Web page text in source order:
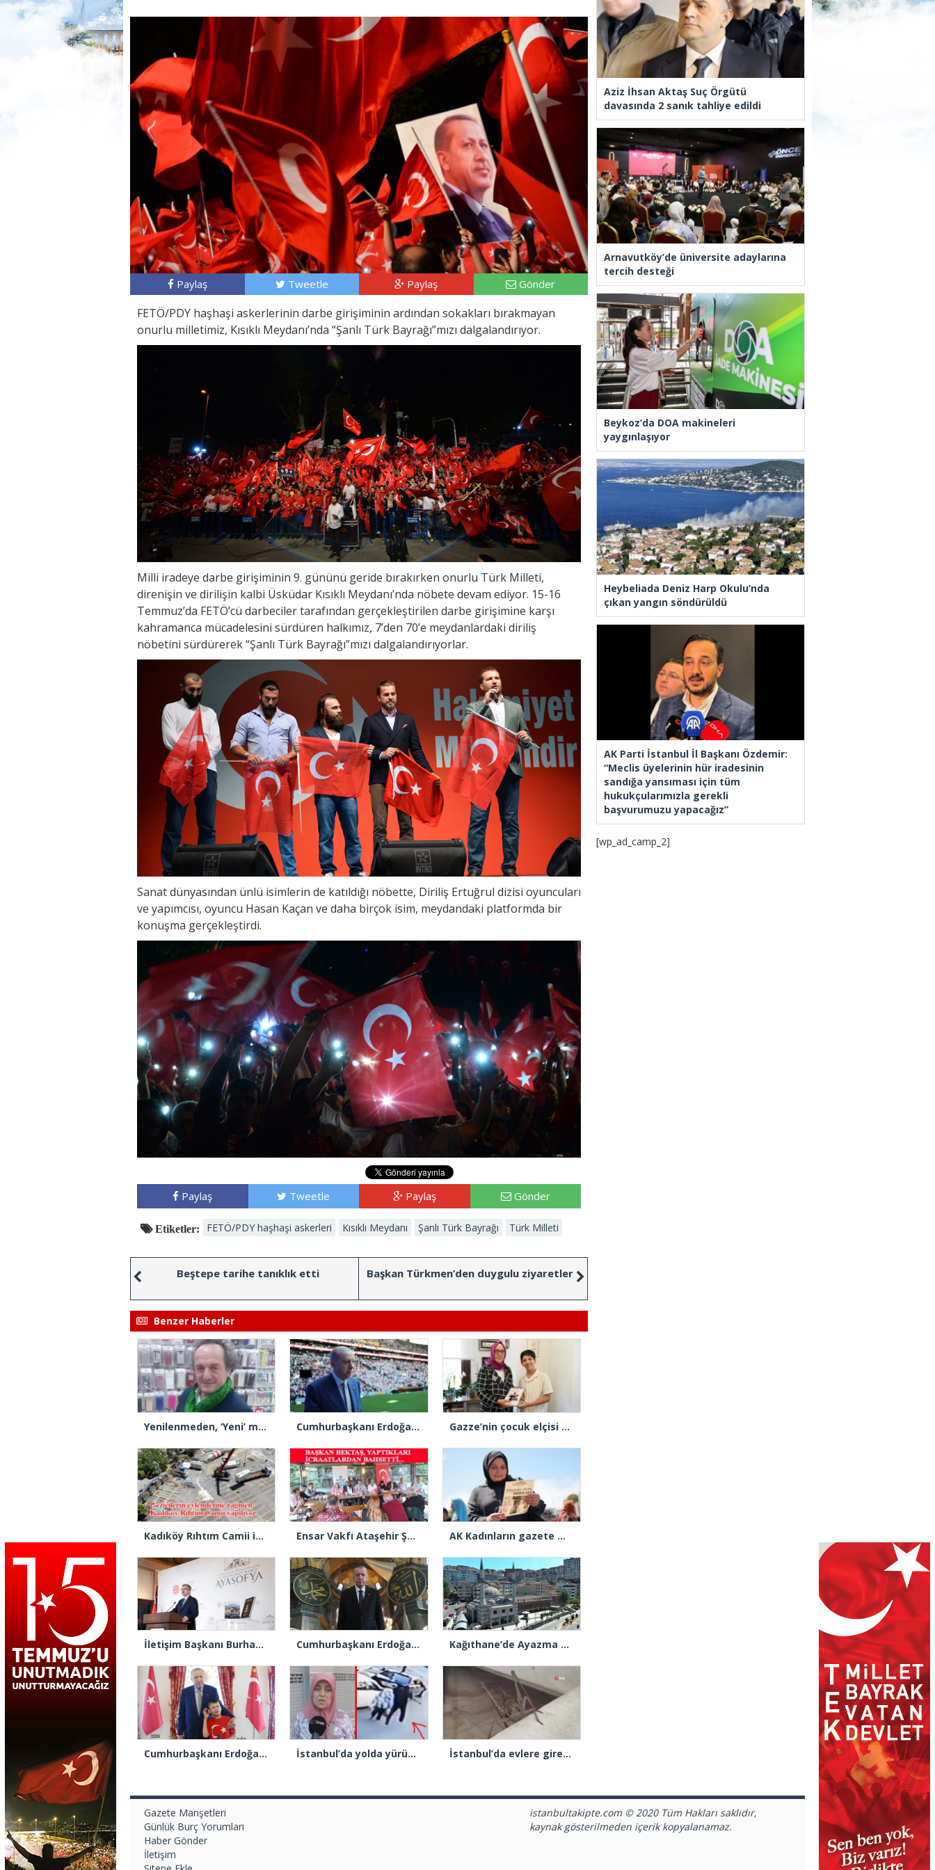
Paylaş Tweetle Paylaş Gönder
FETÖ/PDY haşhaşi askerlerinin darbe girişiminin ardından sokakları bırakmayan
onurlu milletimiz, Kısıklı Meydanı’nda “Şanlı Türk Bayrağı”mızı dalgalandırıyor.
Milli iradeye darbe girişiminin 9. gününü geride bırakırken onurlu Türk Milleti,
direnişin ve dirilişin kalbi Üsküdar Kısıklı Meydanı’nda nöbete devam ediyor. 15-16
Temmuz’da FETÖ’cü darbeciler tarafından gerçekleştirilen darbe girişimine karşı
kahramanca mücadelesini sürdüren halkımız, 7’den 70’e meydanlardaki diriliş
nöbetini sürdürerek “Şanlı Türk Bayrağı”mızı dalgalandırıyorlar.
Sanat dünyasından ünlü isimlerin de katıldığı nöbette, Diriliş Ertuğrul dizisi oyuncuları
ve yapımcısı, oyuncu Hasan Kaçan ve daha birçok isim, meydandaki platformda bir
konuşma gerçekleştirdi.
Paylaş Tweetle Paylaş Gönder
Etiketler: FETÖ/PDY haşhaşi askerleri Kısıklı Meydanı Şanlı Türk Bayrağı Türk Milleti
Beştepe tarihe tanıklık etti Başkan Türkmen’den duygulu ziyaretler
Benzer Haberler
Yenilenmeden, ‘Yeni’ mümkün mü? Cumhurbaşkanı Erdoğan: “Gençlerimizin en iyi şekilde yetişmeniz için tüm gücümüzle çalışıyoruz” Gazze’nin çocuk elçisi Ramadan Abu Jazar, AK Parti İstanbul İl Başkanlığını ziyaret etti
Kadıköy Rıhtım Camii için ilk kazık vuruldu Ensar Vakfı Ataşehir Şube Başkanı Bektaş, “Bizde yardım kelimesi yok, bizde paylaşmak ve hediyeleşmek var” AK Kadınların gazete manşeti: “Müjdeler olsun, Ayasofya açıldı”
İletişim Başkanı Burhanettin Duran: “Ayasofya’nın ibadete açılması adeta bir Kızılelma’ydı” Cumhurbaşkanı Erdoğan: “Ayasofya’nın dirilişi mübarek olsun” Kağıthane’de Ayazma Camii ve Külliyesi açılış için gün sayıyor
Cumhurbaşkanı Erdoğan “Cake Not Hate” kampanyasıyla tanınan Joshua Harris’i kabul etti İstanbul’da yolda yürüyen kadının ensesine vurup kaçtı İstanbul’da evlere giren dev çekirgeler paniğe neden oldu
Aziz İhsan Aktaş Suç Örgütü
davasında 2 sanık tahliye edildi
Arnavutköy’de üniversite adaylarına
tercih desteği
Beykoz’da DOA makineleri
yaygınlaşıyor
Heybeliada Deniz Harp Okulu’nda
çıkan yangın söndürüldü
AK Parti İstanbul İl Başkanı Özdemir:
“Meclis üyelerinin hür iradesinin
sandığa yansıması için tüm
hukukçularımızla gerekli
başvurumuzu yapacağız”
[wp_ad_camp_2]
Gazete Manşetleri
Günlük Burç Yorumları
Haber Gönder
İletişim
istanbultakipte.com © 2020 Tüm Hakları saklıdır,
kaynak gösterilmeden içerik kopyalanamaz.